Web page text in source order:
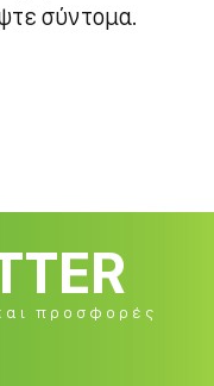
σύντομα.
προσφορές